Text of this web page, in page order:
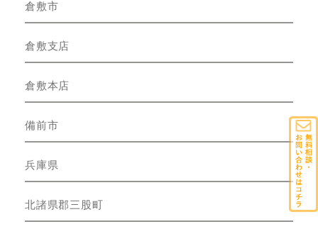
倉敷市
倉敷支店
倉敷本店
備前市
兵庫県
北諸県郡三股町